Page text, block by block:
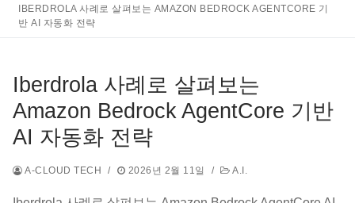
IBERDROLA 사례로 살펴보는 AMAZON BEDROCK AGENTCORE 기
반 AI 자동화 전략
Iberdrola 사례로 살펴보는
Amazon Bedrock AgentCore 기반
AI 자동화 전략
A-CLOUD TECH / 2026년 2월 11일 / A.I.